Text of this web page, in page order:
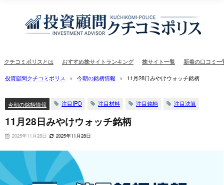
クチコミポリスとは おすすめ株サイトランキング 株サイト一覧 新着の口コミ一
投資顧問クチコミポリス 今朝の銘柄情報 11月28日みやけウォッチ銘柄
今朝の銘柄情報 注目IPO 注目材料 注目銘柄 注目決算
11月28日みやけウォッチ銘柄
2025年11月28日 2025年11月28日